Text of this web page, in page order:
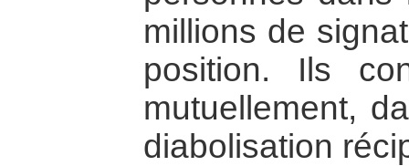
millions de
position. Ils
mutuellement,
diabolisation